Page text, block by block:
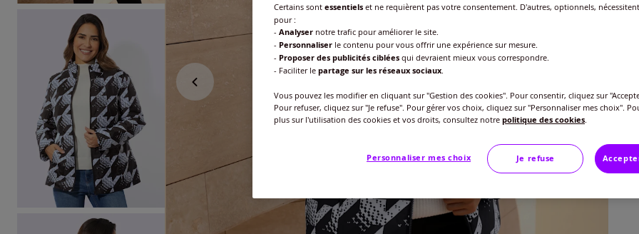
46
48
ou 3
Certains sont essentiels et ne requièrent pas votre consentement. D'autres, optionnels,
pour :
- Analyser notre trafic pour améliorer le site.
- Personnaliser le contenu pour vous offrir une expérience sur mesure.
- Proposer des publicités ciblées qui devraient mieux vous correspondre.
- Faciliter le partage sur les réseaux sociaux.
Vous pouvez les modifier en cliquant sur "Gestion des cookies". Pour consentir, cliquez sur
Pour refuser, cliquez sur "Je refuse". Pour gérer vos choix, cliquez sur "Personnaliser mes choix".
plus sur l'utilisation des cookies et vos droits, consultez notre politique des cookies.
Personnaliser mes choix Je refuse